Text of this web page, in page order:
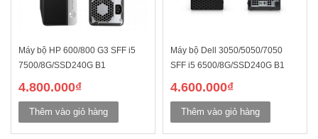
Máy bộ HP 600/800 G3 SFF i5
7500/8G/SSD240G B1
4.800.000₫
Thêm vào giỏ hàng
Máy bộ Dell 3050/5050/7050
SFF i5 6500/8G/SSD240G B1
4.600.000₫
Thêm vào giỏ hàng